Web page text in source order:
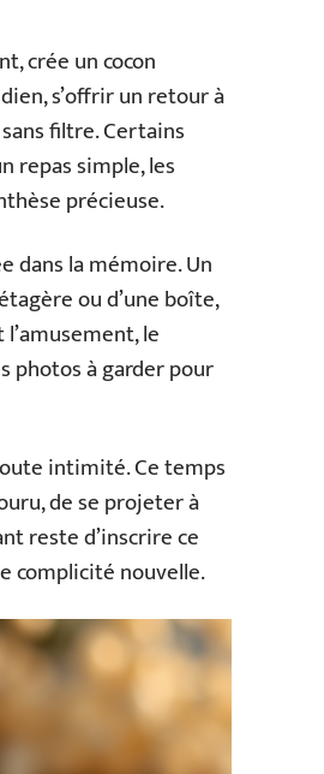
crée un cocon
s’offrir un retour à
filtre. Certains
repas simple, les
précieuse.
dans la mémoire. Un
ou d’une boîte,
le
photos à garder pour
intimité. Ce temps
de se projeter à
reste d’inscrire ce
complicité nouvelle.